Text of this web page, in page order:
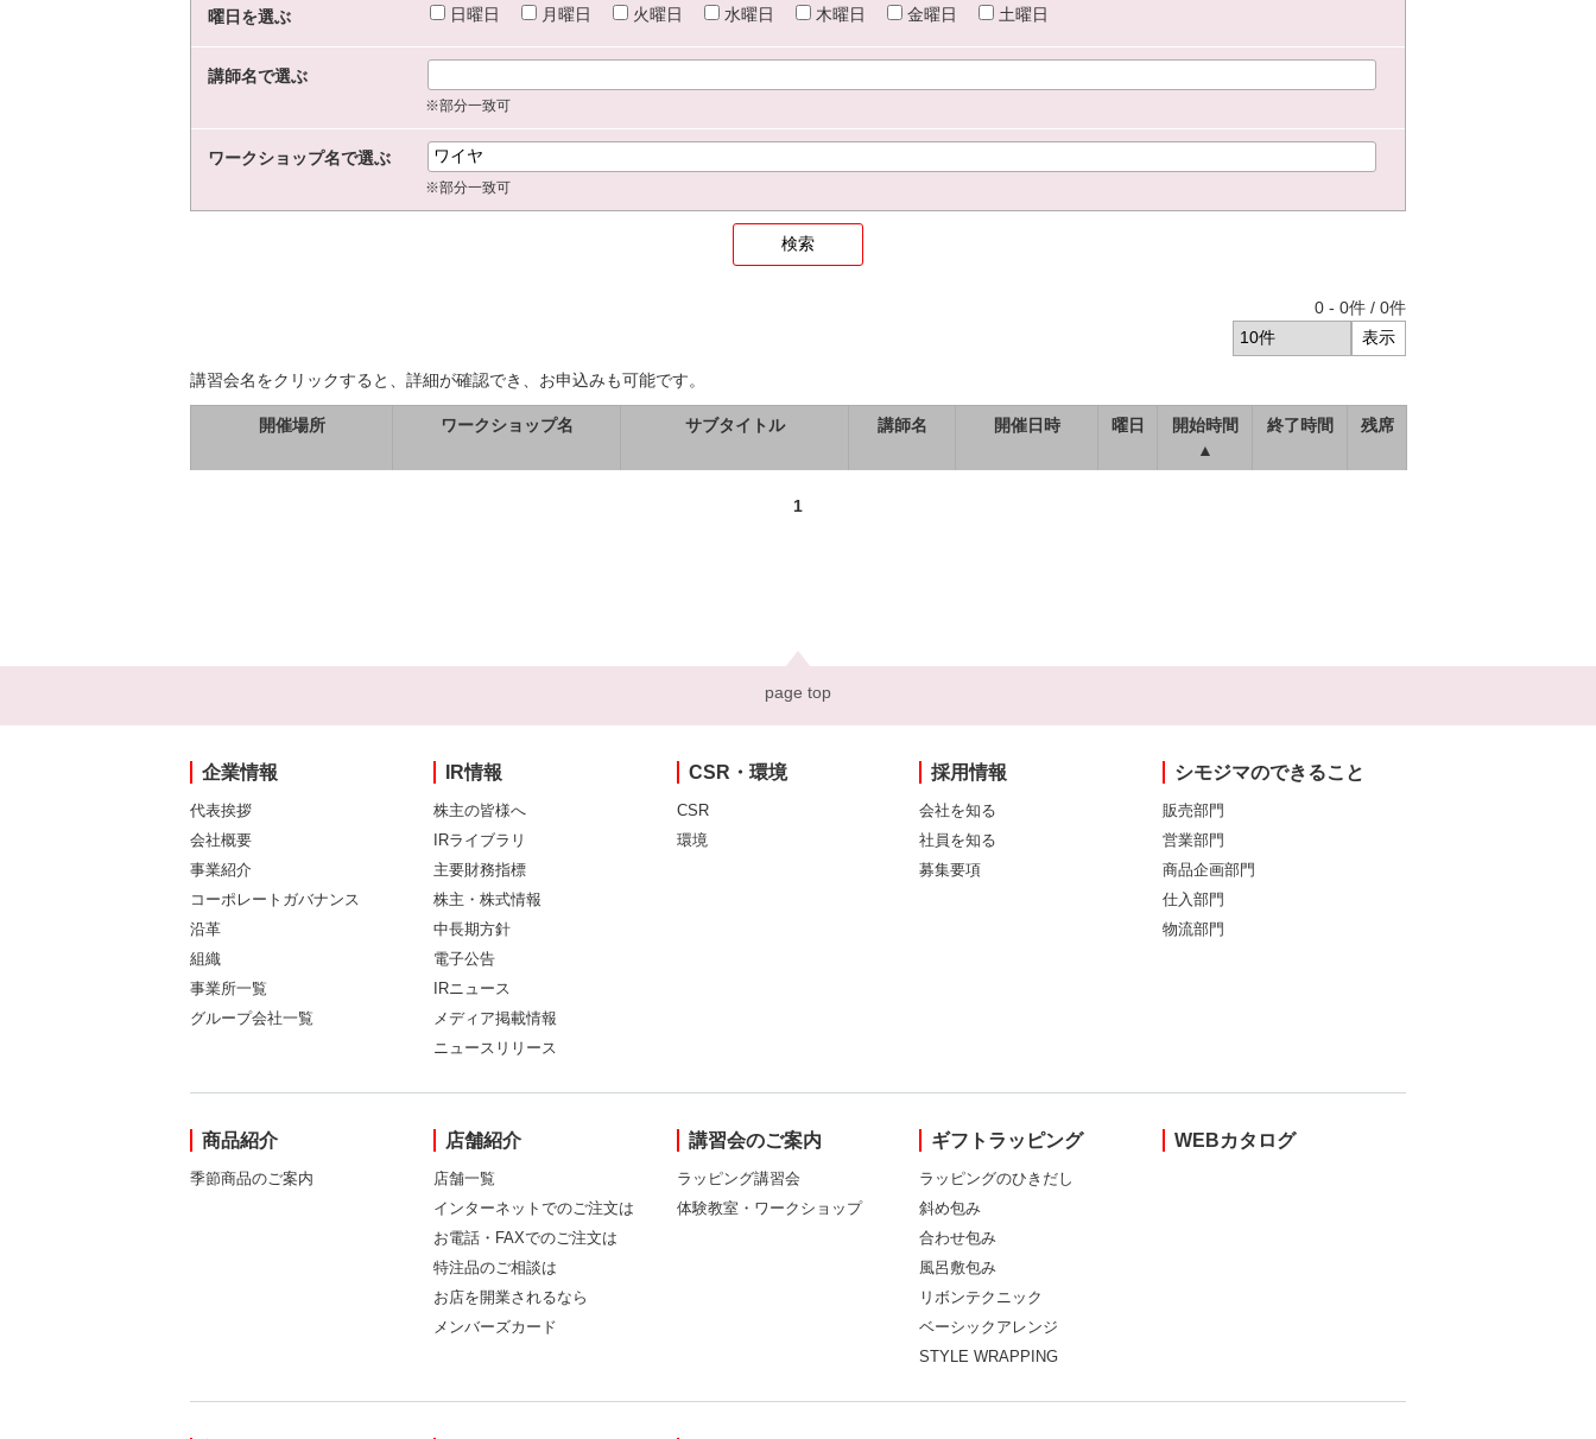
曜日を選ぶ 日曜日 月曜日 火曜日 水曜日 木曜日 金曜日 土曜日
講師名で選ぶ
※部分一致可
ワークショップ名で選ぶ
※部分一致可
0 - 0件 / 0件
講習会名をクリックすると、詳細が確認でき、お申込みも可能です。
開催場所 ワークショップ名 サブタイトル 講師名 開催日時 曜日
開始時間
▲
終了時間 残席
1
page top
企業情報
代表挨拶
会社概要
事業紹介
コーポレートガバナンス
沿革
組織
事業所一覧
グループ会社一覧
IR情報
株主の皆様へ
IRライブラリ
主要財務指標
株主・株式情報
中長期方針
電子公告
IRニュース
メディア掲載情報
ニュースリリース
CSR・環境
CSR
環境
採用情報
会社を知る
社員を知る
募集要項
シモジマのできること
販売部門
営業部門
商品企画部門
仕入部門
物流部門
商品紹介
季節商品のご案内
店舗紹介
店舗一覧
インターネットでのご注文は
お電話・FAXでのご注文は
特注品のご相談は
お店を開業されるなら
メンバーズカード
講習会のご案内
ラッピング講習会
体験教室・ワークショップ
ギフトラッピング
ラッピングのひきだし
斜め包み
合わせ包み
風呂敷包み
リボンテクニック
ベーシックアレンジ
STYLE WRAPPING
WEBカタログ